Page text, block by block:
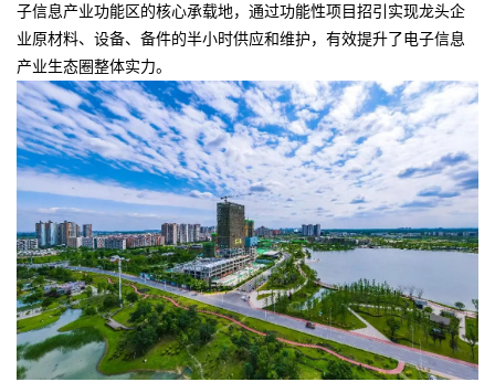
子信息产业功能区的核心承载地，通过功能性项目招引实现龙头企
业原材料、设备、备件的半小时供应和维护，有效提升了电子信息
产业生态圈整体实力。